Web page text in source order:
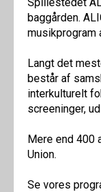
baggården.
musikprogram
Langt det
består af
interkulturelt
screeninger,
Mere end 400
Union.
Se vores